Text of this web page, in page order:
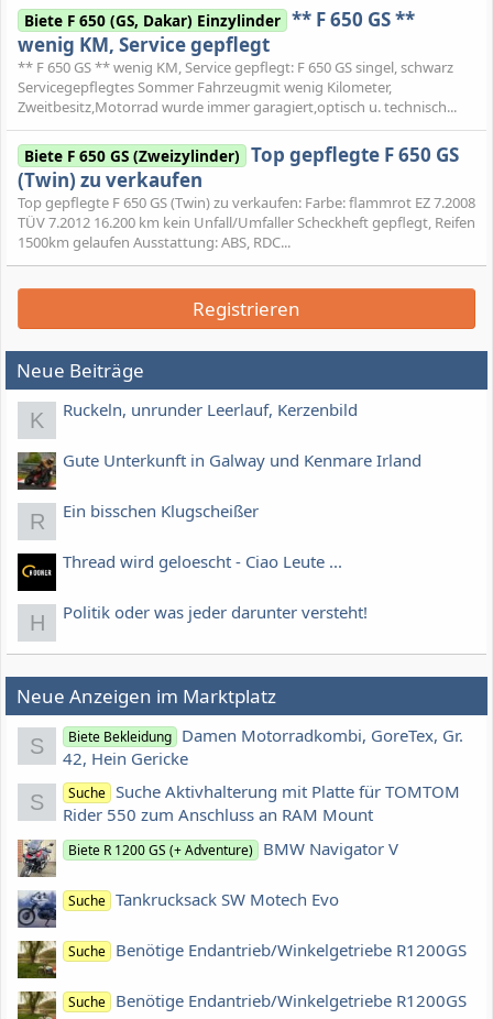
Biete F 650 (GS, Dakar) Einzylinder ** F 650 GS **
wenig KM, Service gepflegt
** F 650 GS ** wenig KM, Service gepflegt: F 650 GS singel, schwarz
Servicegepflegtes Sommer Fahrzeugmit wenig Kilometer,
Zweitbesitz,Motorrad wurde immer garagiert,optisch u. technisch...
Biete F 650 GS (Zweizylinder) Top gepflegte F 650 GS
(Twin) zu verkaufen
Top gepflegte F 650 GS (Twin) zu verkaufen: Farbe: flammrot EZ 7.2008
TÜV 7.2012 16.200 km kein Unfall/Umfaller Scheckheft gepflegt, Reifen
1500km gelaufen Ausstattung: ABS, RDC...
Registrieren
Neue Beiträge
K Ruckeln, unrunder Leerlauf, Kerzenbild
Gute Unterkunft in Galway und Kenmare Irland
R Ein bisschen Klugscheißer
Thread wird geloescht - Ciao Leute ...
H Politik oder was jeder darunter versteht!
Neue Anzeigen im Marktplatz
S Biete Bekleidung Damen Motorradkombi, GoreTex, Gr.
42, Hein Gericke
S Suche Suche Aktivhalterung mit Platte für TOMTOM
Rider 550 zum Anschluss an RAM Mount
Biete R 1200 GS (+ Adventure) BMW Navigator V
Suche Tankrucksack SW Motech Evo
Suche Benötige Endantrieb/Winkelgetriebe R1200GS
Suche Benötige Endantrieb/Winkelgetriebe R1200GS